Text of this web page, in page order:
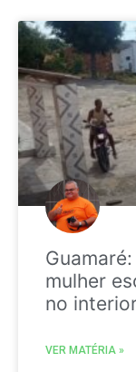
Guamaré:
mulher
no
VER MATÉRIA »